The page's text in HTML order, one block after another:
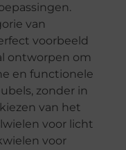
van
voorbeeld
ontworpen om
en functionele
zonder in
van het
voor licht
voor